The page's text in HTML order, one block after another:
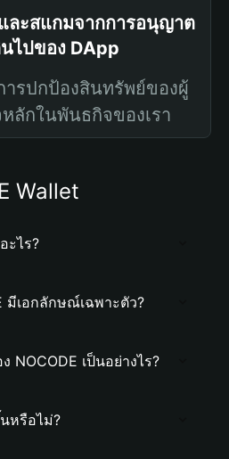
ละสแกมจากการอนุญาต
ไปของ DApp
ารปกป้องสินทรัพย์ของผู้
ลักในพันธกิจของเรา
Wallet
ะไร?
มีเอกลักษณ์เฉพาะตัว?
NOCODE เป็นอย่างไร?
หรือไม่?